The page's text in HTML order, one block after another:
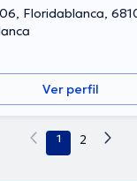
con el ideal de
de especialización y ha
los idiomas usados por
Floridablanca,
Ver perfil
1 2